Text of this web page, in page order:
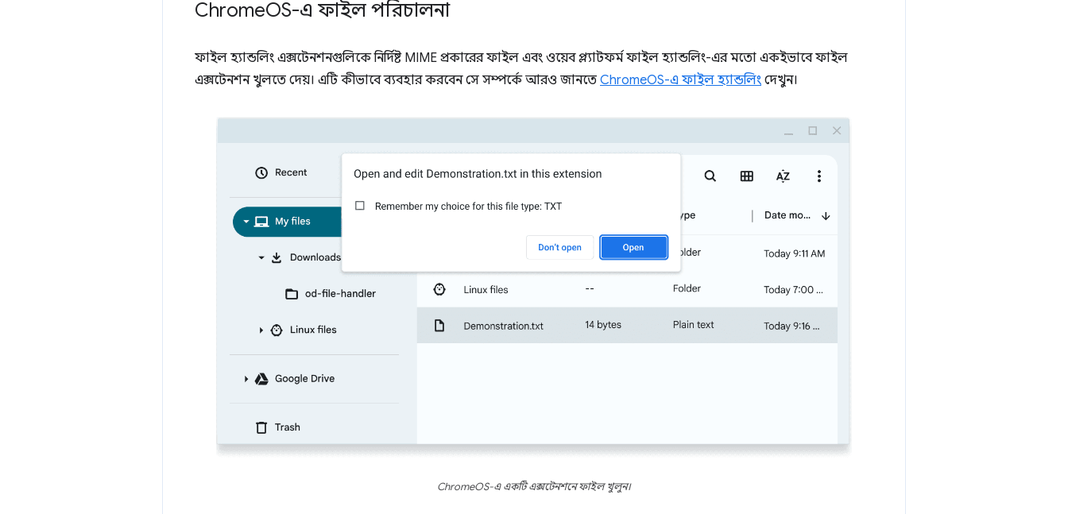
ChromeOS-এ ফাইল পরিচালনা
ফাইল হ্যান্ডলিং এক্সটেনশনগুলিকে নির্দিষ্ট MIME প্রকারের ফাইল এবং ওয়েব প্ল্যাটফর্ম ফাইল হ্যান্ডলিং-এর মতো একইভাবে ফাইল
এক্সটেনশন খুলতে দেয়। এটি কীভাবে ব্যবহার করবেন সে সম্পর্কে আরও জানতে ChromeOS-এ ফাইল হ্যান্ডলিং দেখুন।
ChromeOS-এ একটি এক্সটেনশনে ফাইল খুলুন।